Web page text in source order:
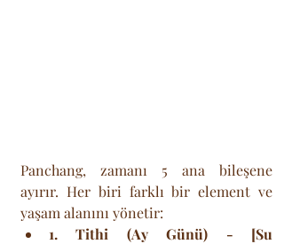
Panchang, zamanı 5 ana bileşene
ayırır. Her biri farklı bir element ve
yaşam alanını yönetir:
1. Tithi (Ay Günü) - [Su